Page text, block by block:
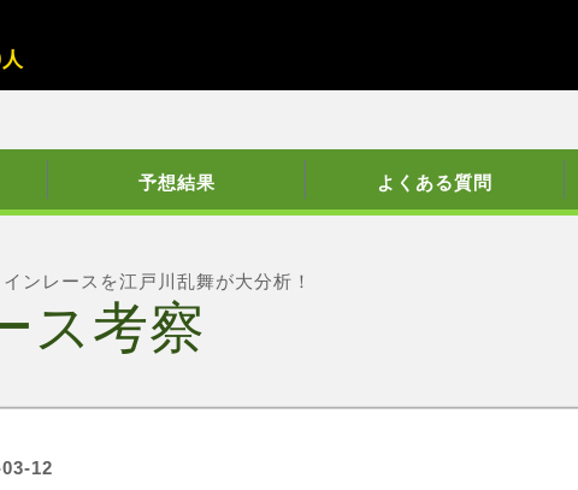
人
予想結果 よくある質問
ンレースを江戸川乱舞が大分析！
ス考察
12